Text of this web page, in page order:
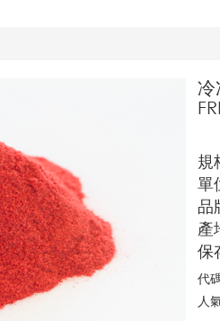
冷
規
單
品
產
保
代
人